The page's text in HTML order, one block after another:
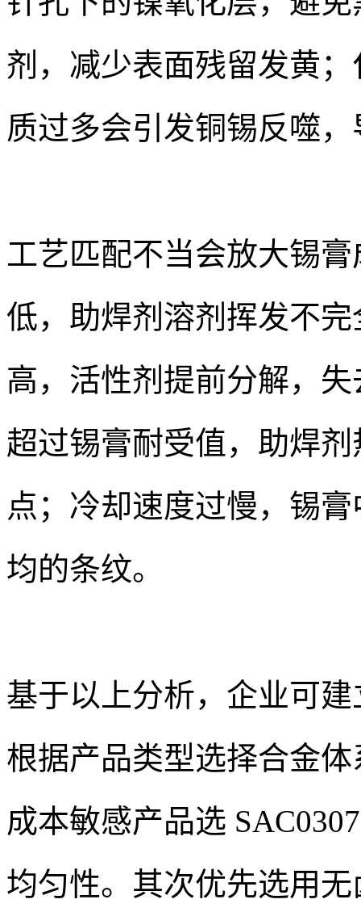
剂，减少表面残留发黄
质过多会引发铜锡反噬
工艺匹配不当会放大锡
低，助焊剂溶剂挥发不
高，活性剂提前分解，
超过锡膏耐受值，助焊
点；冷却速度过慢，锡
均的条纹。
基于以上分析，企业可
根据产品类型选择合金
成本敏感产品选
均匀性。其次优先选用